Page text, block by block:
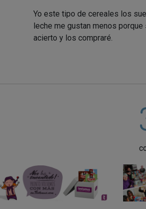
Yo este tipo de cereales los
leche me gustan menos
acierto y los compraré.